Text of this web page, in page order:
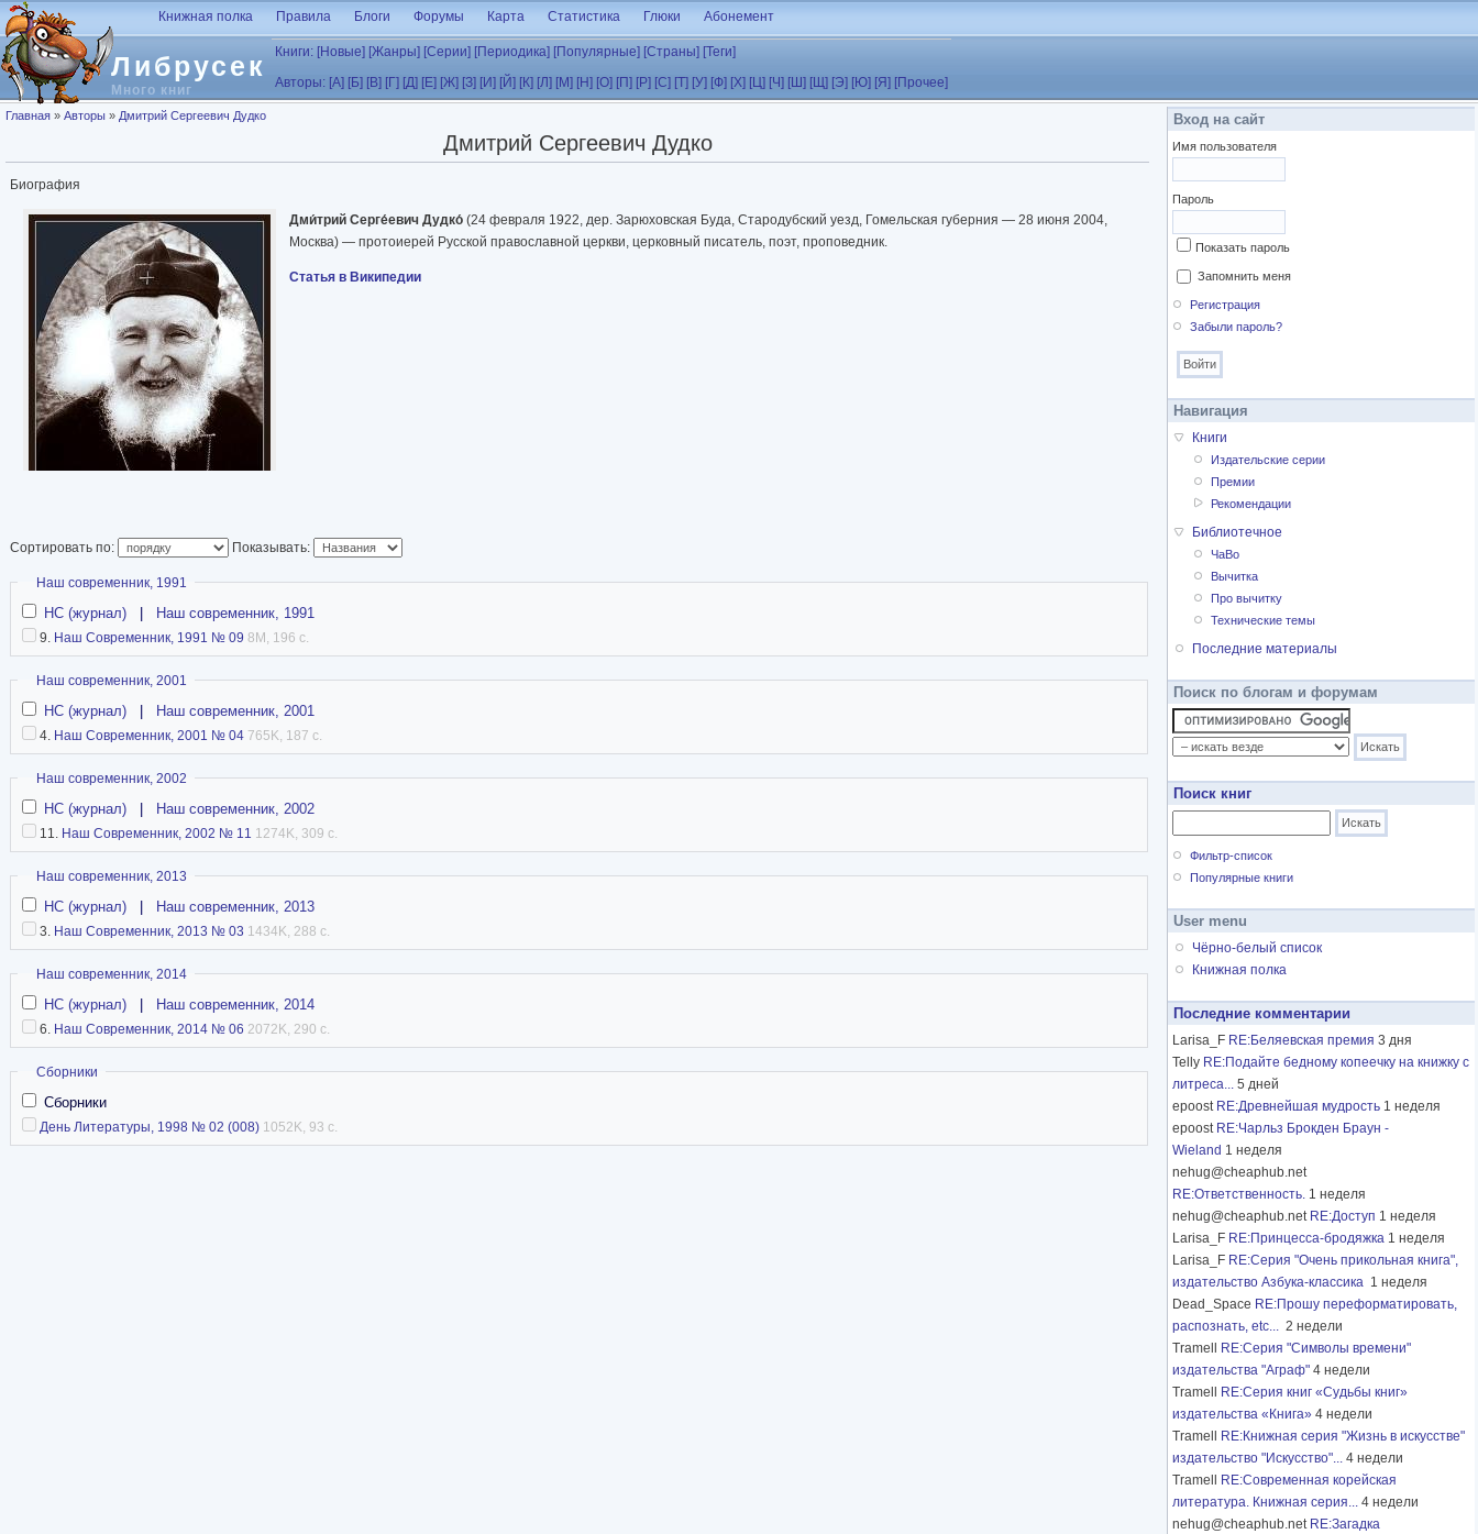
Перейти к основному содержанию
Либрусек
Много книг
Книжная полка Правила Блоги Форумы Карта Статистика Глюки Абонемент
Книги: [Новые] [Жанры] [Серии] [Периодика] [Популярные] [Страны] [Теги]
Авторы: [А] [Б] [В] [Г] [Д] [Е] [Ж] [З] [И] [Й] [К] [Л] [М] [Н] [О] [П] [Р] [С] [Т] [У] [Ф] [Х] [Ц] [Ч] [Ш] [Щ] [Э] [Ю] [Я] [Прочее]
Вы здесь
Главная » Авторы » Дмитрий Сергеевич Дудко
Дмитрий Сергеевич Дудко
Биография
Дми́трий Серге́евич Дудко́ (24 февраля 1922, дер. Зарюховская Буда, Стародубский уезд, Гомельская губерния — 28 июня 2004,
Москва) — протоиерей Русской православной церкви, церковный писатель, поэт, проповедник.
Статья в Википедии
Сортировать по: Показывать:
Скрыть
Наш современник, 1991
НС (журнал) Наш современник, 1991
9. Наш Современник, 1991 № 09 8M, 196 с.
Скрыть
Наш современник, 2001
НС (журнал) Наш современник, 2001
4. Наш Современник, 2001 № 04 765K, 187 с.
Скрыть
Наш современник, 2002
НС (журнал) Наш современник, 2002
11. Наш Современник, 2002 № 11 1274K, 309 с.
Скрыть
Наш современник, 2013
НС (журнал) Наш современник, 2013
3. Наш Современник, 2013 № 03 1434K, 288 с.
Скрыть
Наш современник, 2014
НС (журнал) Наш современник, 2014
6. Наш Современник, 2014 № 06 2072K, 290 с.
Скрыть
Сборники
Сборники
День Литературы, 1998 № 02 (008) 1052K, 93 с.
Вход на сайт
Имя пользователя
Пароль
Показать пароль
Запомнить меня
Регистрация
Забыли пароль?
Навигация
Книги
Издательские серии
Премии
Рекомендации
Библиотечное
ЧаВо
Вычитка
Про вычитку
Технические темы
Последние материалы
Поиск по блогам и форумам
Поиск книг
Фильтр-список
Популярные книги
User menu
Чёрно-белый список
Книжная полка
Последние комментарии
Larisa_F RE:Беляевская премия 3 дня
Telly RE:Подайте бедному копеечку на книжку с
литреса... 5 дней
epoost RE:Древнейшая мудрость 1 неделя
epoost RE:Чарльз Брокден Браун -
Wieland 1 неделя
nehug@cheaphub.net
RE:Ответственность. 1 неделя
nehug@cheaphub.net RE:Доступ 1 неделя
Larisa_F RE:Принцесса-бродяжка 1 неделя
Larisa_F RE:Серия "Очень прикольная книга",
издательство Азбука-классика 1 неделя
Dead_Space RE:Прошу переформатировать,
распознать, etc... 2 недели
Tramell
RE:Серия "Символы времени"
издательства "Аграф" 4 недели
Tramell
RE:Серия книг «Судьбы книг»
издательства «Книга» 4 недели
Tramell
RE:Книжная серия "Жизнь в искусстве"
издательство "Искусство"... 4 недели
Tramell
RE:Современная корейская
литература. Книжная серия... 4 недели
nehug@cheaphub.net RE:Загадка